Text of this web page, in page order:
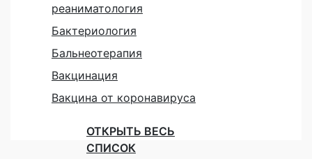
реаниматология
Бактериология
Бальнеотерапия
Вакцинация
Вакцина от коронавируса
ОТКРЫТЬ ВЕСЬ
СПИСОК